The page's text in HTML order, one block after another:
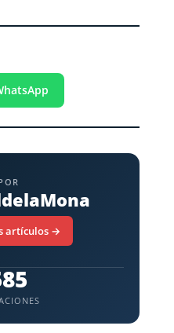
artículos →